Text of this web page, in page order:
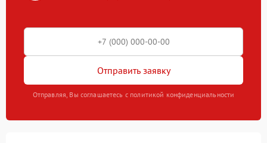
Отправить заявку
Отправляя, Вы соглашаетесь с политикой конфиденциальности